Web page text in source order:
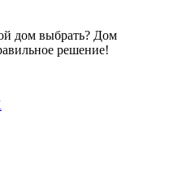
дом выбрать? Дом
решение!